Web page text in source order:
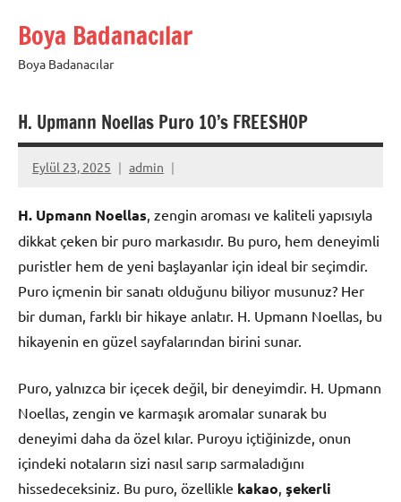
Boya Badanacılar
Boya Badanacılar
H. Upmann Noellas Puro 10’s FREESHOP
Eylül 23, 2025 admin
H. Upmann Noellas, zengin aroması ve kaliteli yapısıyla
dikkat çeken bir puro markasıdır. Bu puro, hem deneyimli
puristler hem de yeni başlayanlar için ideal bir seçimdir.
Puro içmenin bir sanatı olduğunu biliyor musunuz? Her
bir duman, farklı bir hikaye anlatır. H. Upmann Noellas, bu
hikayenin en güzel sayfalarından birini sunar.
Puro, yalnızca bir içecek değil, bir deneyimdir. H. Upmann
Noellas, zengin ve karmaşık aromalar sunarak bu
deneyimi daha da özel kılar. Puroyu içtiğinizde, onun
içindeki notaların sizi nasıl sarıp sarmaladığını
hissedeceksiniz. Bu puro, özellikle kakao, şekerli